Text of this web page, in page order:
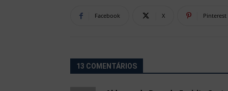
Facebook X Pinterest
13 COMENTÁRIOS